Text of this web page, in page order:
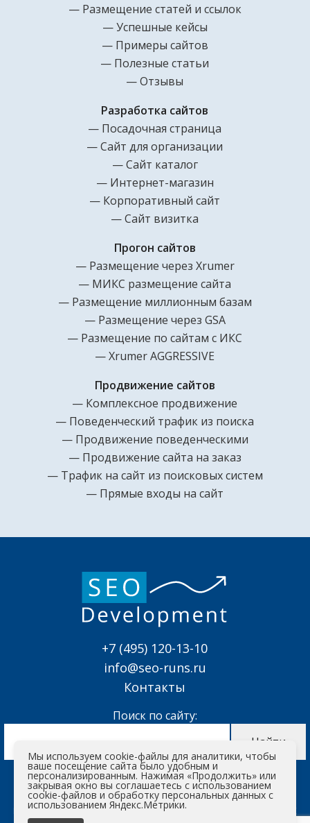
Размещение статей и ссылок
Успешные кейсы
Примеры сайтов
Полезные статьи
Отзывы
Разработка сайтов
Посадочная страница
Сайт для организации
Сайт каталог
Интернет-магазин
Корпоративный сайт
Сайт визитка
Прогон сайтов
Размещение через Xrumer
МИКС размещение сайта
Размещение миллионным базам
Размещение через GSA
Размещение по сайтам с ИКС
Xrumer AGGRESSIVE
Продвижение сайтов
Комплексное продвижение
Поведенческий трафик из поиска
Продвижение поведенческими
Продвижение сайта на заказ
Трафик на сайт из поисковых систем
Прямые входы на сайт
+7 (495) 120-13-10
info@seo-runs.ru
Контакты
Поиск по сайту:
Информация представленная на сайте является
авторским контентом. Запрещается копировать
инфомрацию и использовать ее на других ресурсах
Мы используем cookie-файлы для аналитики, чтобы
ваше посещение сайта было удобным и
персонализированным. Нажимая «Продолжить» или
закрывая окно вы соглашаетесь с использованием
cookie-файлов и обработку персональных данных с
использованием Яндекс.Метрики.